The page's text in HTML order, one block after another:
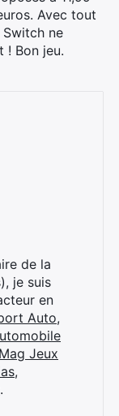
Avec tout
ne
! Bon jeu.
de la
je suis
en
Auto,
Jeux
.